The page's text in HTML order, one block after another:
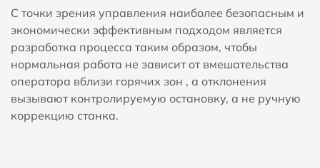
С точки зрения управления наиболее безопасным и
экономически эффективным подходом является
разработка процесса таким образом, чтобы
нормальная работа не зависит от вмешательства
оператора вблизи горячих зон , а отклонения
вызывают контролируемую остановку, а не ручную
коррекцию станка.